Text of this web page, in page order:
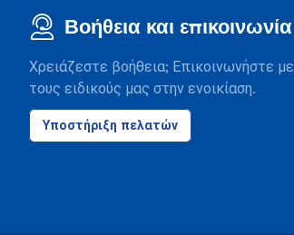
Βοήθεια και επικοινωνία
Χρειάζεστε βοήθεια; Επικοινωνήστε με
τους ειδικούς μας στην ενοικίαση.
Υποστήριξη πελατών